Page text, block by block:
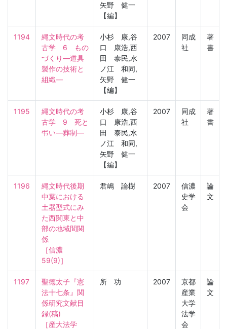
矢野 健一
【編】
1194
縄文時代の考
古学　6　もの
づくり―道具
製作の技術と
組織―
小杉 康,谷
口 康浩,西
田 泰民,水
ノ江 和同,
矢野 健一
【編】
2007
同成
社
著
書
1195
縄文時代の考
古学　9　死と
弔い―葬制―
小杉 康,谷
口 康浩,西
田 泰民,水
ノ江 和同,
矢野 健一
【編】
2007
同成
社
著
書
1196
縄文時代後期
中葉における
土器型式にみ
た西関東と中
部の地域間関
係
［信濃
59(9)］
君嶋 論樹 2007
信濃
史学
会
論
文
1197
聖徳太子『憲
法十七条』関
係研究文献目
録(稿)
［産大法学
所 功 2007
京都
産業
大学
法学
会
論
文